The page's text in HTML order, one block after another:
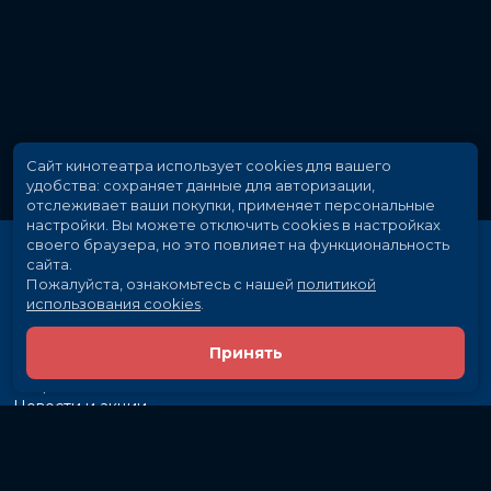
Скоро в кино
Новости и акции
Сайт кинотеатра использует cookies для вашего
удобства: сохраняет данные для авторизации,
отслеживает ваши покупки, применяет персональные
настройки. Вы можете отключить cookies в настройках
своего браузера, но это повлияет на функциональность
сайта.
Пожалуйста, ознакомьтесь с нашей политикой
использования cookies
Принять